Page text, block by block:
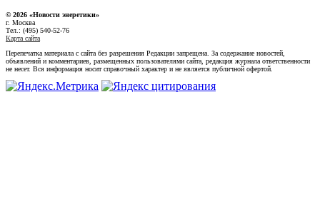
© 2026 «Новости энеретики»
г. Москва
Тел.: (495) 540-52-76
Карта сайта
Перепечатка материала с сайта без разрешения Редакции запрещена. За содержание новостей,
объявлений и комментариев, размещенных пользователями сайта, редакция журнала ответственности
не несет. Вся информация носит справочный характер и не является публичной офертой.